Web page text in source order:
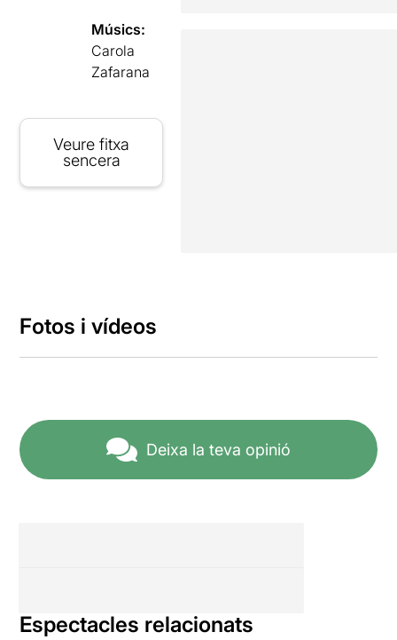
Músics:
Carola
Zafarana
Veure fitxa
sencera
Fotos i vídeos
Deixa la teva opinió
Espectacles relacionats